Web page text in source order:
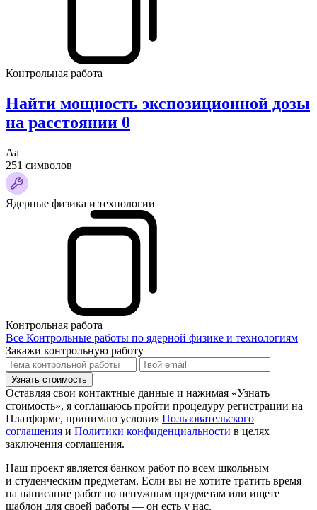
Контрольная работа
Найти мощность экспозиционной дозы
на расстоянии 0
Аа
251 символов
Ядерные физика и технологии
Контрольная работа
Все Контрольные работы по ядерной физике и технологиям
Закажи контрольную работу
Узнать стоимость
Оставляя свои контактные данные и нажимая «Узнать
стоимость», я соглашаюсь пройти процедуру регистрации на
Платформе, принимаю условия Пользовательского
соглашения и Политики конфиденциальности в целях
заключения соглашения.
Наш проект является банком работ по всем школьным
и студенческим предметам. Если вы не хотите тратить время
на написание работ по ненужным предметам или ищете
шаблон для своей работы — он есть у нас.